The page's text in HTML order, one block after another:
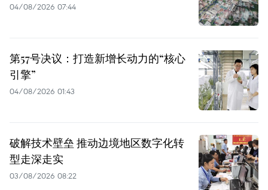
04/08/2026 07:44
第57号决议：打造新增长动力的“核心
引擎”
04/08/2026 01:43
破解技术壁垒 推动边境地区数字化转
型走深走实
03/08/2026 08:22